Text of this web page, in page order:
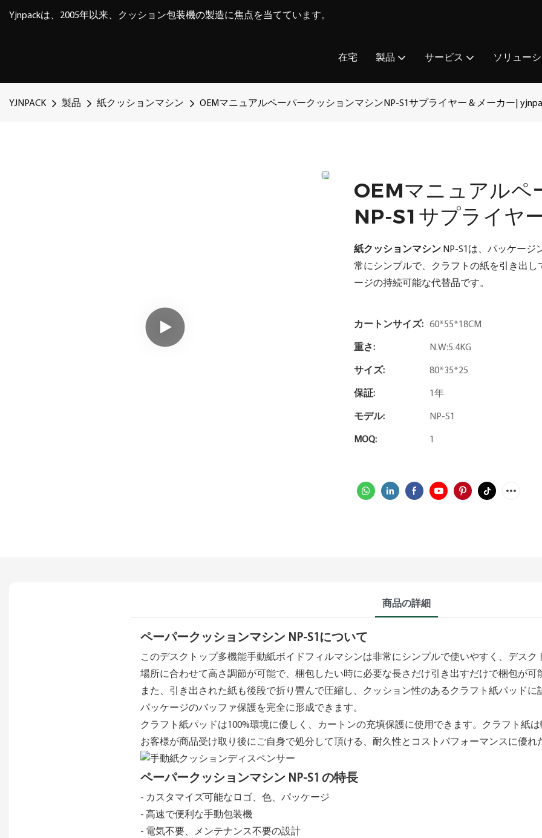
Yjnpackは、2005年以来、クッション包装機の製造に焦点を当てています。
在宅 製品 サービス ソリュー
YJNPACK 製品 紙クッションマシン OEMマニュアルペーパークッションマシンNP-S1サプライヤー & メーカー|
OEMマニュアルペ
NP-S1サプライヤ
紙クッションマシン NP-S1は、パッケー
常にシンプルで、クラフトの紙を引き出
ージの持続可能な代替品です。
カートンサイズ: 60*55*18CM
重さ: N.W:5.4KG
サイズ: 80*35*25
保証: 1年
モデル: NP-S1
MOQ: 1
商品の詳細
ペーパークッションマシン NP-S1について
このデスクトップ多機能手動紙ボイドフィルマシンは非常にシンプルで使いやすく、デス
場所に合わせて高さ調節が可能で、梱包したい時に必要な長さだけ引き出すだけで梱包が可
また、引き出された紙も後段で折り畳んで圧縮し、クッション性のあるクラフト紙パッドに
パッケージのバッファ保護を完全に形成できます。
クラフト紙パッドは100%環境に優しく、カートンの充填保護に使用できます。クラフト紙
お客様が商品受け取り後にご自身で処分して頂ける、耐久性とコストパフォーマンスに優れ
ペーパークッションマシン NP-S1 の特長
- カスタマイズ可能なロゴ、色、パッケージ
- 高速で便利な手動包装機
- 電気不要、メンテナンス不要の設計